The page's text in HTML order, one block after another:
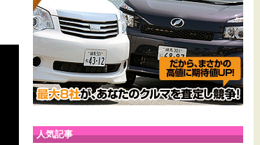
人気記事